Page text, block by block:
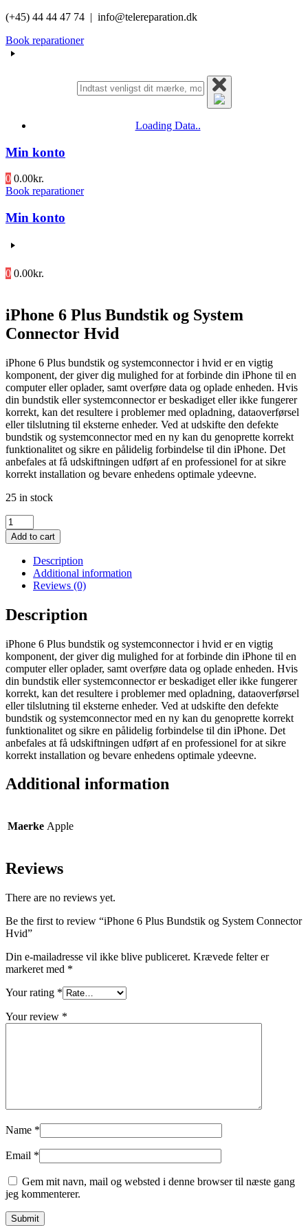
Videre
indhold
(+45) 44 44 47 74 | info@telereparation.dk
Book reparationer
Loading Data..
Min konto
0 0.00kr.
Book reparationer
Min konto
0 0.00kr.
iPhone 6 Plus Bundstik og System
Connector Hvid
iPhone 6 Plus bundstik og systemconnector i hvid er en vigtig
komponent, der giver dig mulighed for at forbinde din iPhone til en
computer eller oplader, samt overføre data og oplade enheden. Hvis
din bundstik eller systemconnector er beskadiget eller ikke fungerer
korrekt, kan det resultere i problemer med opladning, dataoverførsel
eller tilslutning til eksterne enheder. Ved at udskifte den defekte
bundstik og systemconnector med en ny kan du genoprette korrekt
funktionalitet og sikre en pålidelig forbindelse til din iPhone. Det
anbefales at få udskiftningen udført af en professionel for at sikre
korrekt installation og bevare enhedens optimale ydeevne.
25 in stock
iPhone
6
Plus
Bundstik
System
Connector
Hvid
quantity
Add to cart
Description
Additional information
Reviews (0)
Description
iPhone 6 Plus bundstik og systemconnector i hvid er en vigtig
komponent, der giver dig mulighed for at forbinde din iPhone til en
computer eller oplader, samt overføre data og oplade enheden. Hvis
din bundstik eller systemconnector er beskadiget eller ikke fungerer
korrekt, kan det resultere i problemer med opladning, dataoverførsel
eller tilslutning til eksterne enheder. Ved at udskifte den defekte
bundstik og systemconnector med en ny kan du genoprette korrekt
funktionalitet og sikre en pålidelig forbindelse til din iPhone. Det
anbefales at få udskiftningen udført af en professionel for at sikre
korrekt installation og bevare enhedens optimale ydeevne.
Additional information
Maerke Apple
Reviews
There are no reviews yet.
Be the first to review “iPhone 6 Plus Bundstik og System Connector
Hvid”
Din e-mailadresse vil ikke blive publiceret. Krævede felter er
markeret med *
Your rating *
Your review *
Name *
Email *
Gem mit navn, mail og websted i denne browser til næste gang
jeg kommenterer.